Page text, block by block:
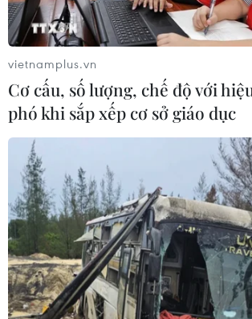
vietnamplus.vn
Cơ cấu, số lượng, chế độ với
phó khi sắp xếp cơ sở giáo dục